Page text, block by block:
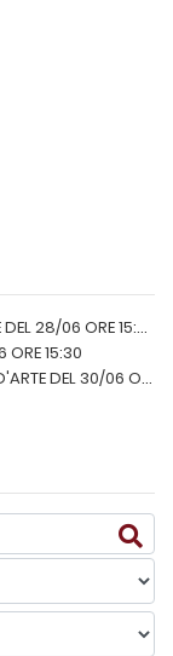
28/06 ORE 15:30
ORE 15:30
DEL 30/06 ORE 15:30